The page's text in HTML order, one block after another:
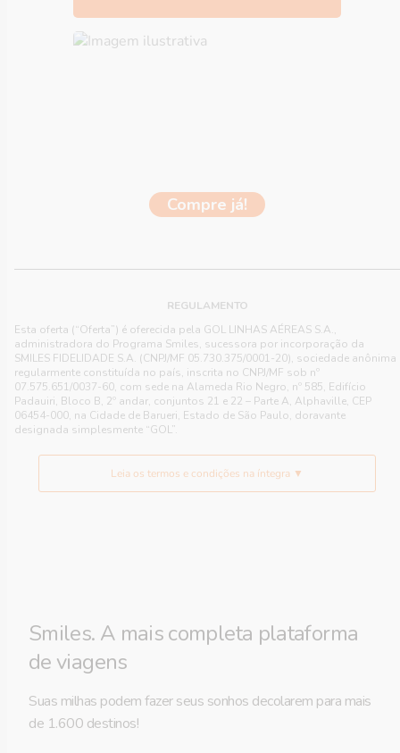
Compre já!
REGULAMENTO
Esta oferta (“Oferta”) é oferecida pela GOL LINHAS AÉREAS S.A.,
administradora do Programa Smiles, sucessora por incorporação da
SMILES FIDELIDADE S.A. (CNPJ/MF 05.730.375/0001-20), sociedade anônima
regularmente constituída no país, inscrita no CNPJ/MF sob nº
07.575.651/0037-60, com sede na Alameda Rio Negro, nº 585, Edifício
Padauiri, Bloco B, 2º andar, conjuntos 21 e 22 – Parte A, Alphaville, CEP
06454-000, na Cidade de Barueri, Estado de São Paulo, doravante
designada simplesmente “GOL”.
Leia os termos e condições na íntegra ▼
Smiles. A mais completa plataforma
de viagens
Suas milhas podem fazer seus sonhos decolarem para mais
de 1.600 destinos!